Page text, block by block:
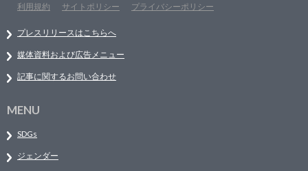
利用規約
サイトポリシー プライバシーポリシー
プレスリリースはこちらへ
媒体資料および広告メニュー
記事に関するお問い合わせ
MENU
SDGs
ジェンダー